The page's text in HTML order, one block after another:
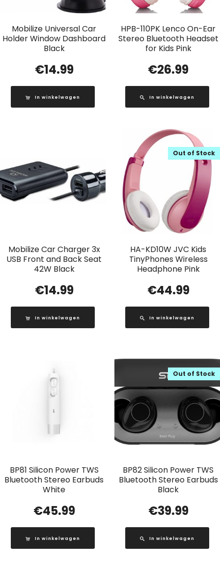
Mobilize Universal Car
Holder Window Dashboard
Black
€14.99
In winkelwagen
HPB-110PK Lenco On-Ear
Stereo Bluetooth Headset
for Kids Pink
€26.99
In winkelwagen
Mobilize Car Charger 3x
USB Front and Back Seat
42W Black
€14.99
In winkelwagen
HA-KD10W JVC Kids
TinyPhones Wireless
Headphone Pink
Out of Stock
€44.99
In winkelwagen
BP81 Silicon Power TWS
Bluetooth Stereo Earbuds
White
€45.99
In winkelwagen
BP82 Silicon Power TWS
Bluetooth Stereo Earbuds
Black
Out of Stock
€39.99
In winkelwagen